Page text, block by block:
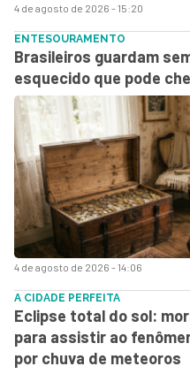
4 de agosto de 2026 - 15:20
4 de agosto de 2026 - 14:06
ENTESOURAMENTO
Brasileiros guardam
esquecido que pode
A CIDADE PERFEITA
Eclipse total do sol:
para assistir ao
por chuva de meteoros